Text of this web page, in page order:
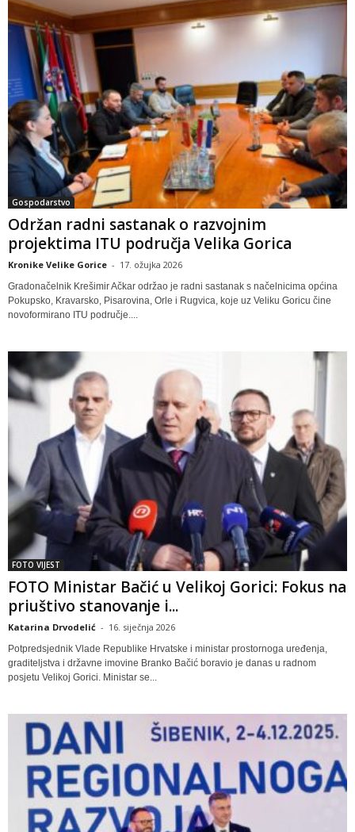
Gospodarstvo
Održan radni sastanak o razvojnim
projektima ITU područja Velika Gorica
Kronike Velike Gorice - 17. ožujka 2026
Gradonačelnik Krešimir Ačkar održao je radni sastanak s načelnicima općina
Pokupsko, Kravarsko, Pisarovina, Orle i Rugvica, koje uz Veliku Goricu čine
novoformirano ITU područje....
FOTO VIJEST
FOTO Ministar Bačić u Velikoj Gorici: Fokus na
priuštivo stanovanje i...
Katarina Drvodelić - 16. siječnja 2026
Potpredsjednik Vlade Republike Hrvatske i ministar prostornoga uređenja,
graditeljstva i državne imovine Branko Bačić boravio je danas u radnom
posjetu Velikoj Gorici. Ministar se...